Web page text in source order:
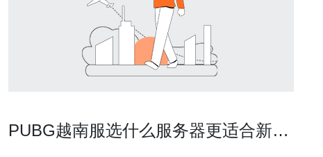
PUBG越南服选什么服务器更适合新手